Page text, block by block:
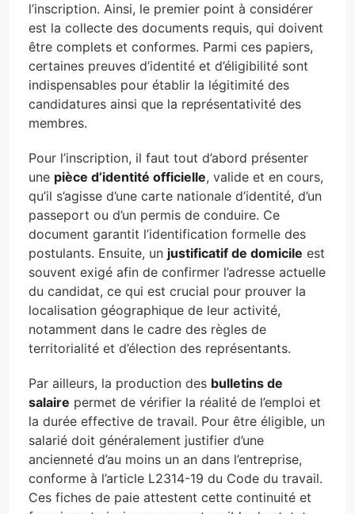
l’inscription. Ainsi, le premier point à considérer
est la collecte des documents requis, qui doivent
être complets et conformes. Parmi ces papiers,
certaines preuves d’identité et d’éligibilité sont
indispensables pour établir la légitimité des
candidatures ainsi que la représentativité des
membres.
Pour l’inscription, il faut tout d’abord présenter
une pièce d’identité officielle, valide et en cours,
qu’il s’agisse d’une carte nationale d’identité, d’un
passeport ou d’un permis de conduire. Ce
document garantit l’identification formelle des
postulants. Ensuite, un justificatif de domicile est
souvent exigé afin de confirmer l’adresse actuelle
du candidat, ce qui est crucial pour prouver la
localisation géographique de leur activité,
notamment dans le cadre des règles de
territorialité et d’élection des représentants.
Par ailleurs, la production des bulletins de
salaire permet de vérifier la réalité de l’emploi et
la durée effective de travail. Pour être éligible, un
salarié doit généralement justifier d’une
ancienneté d’au moins un an dans l’entreprise,
conforme à l’article L2314-19 du Code du travail.
Ces fiches de paie attestent cette continuité et